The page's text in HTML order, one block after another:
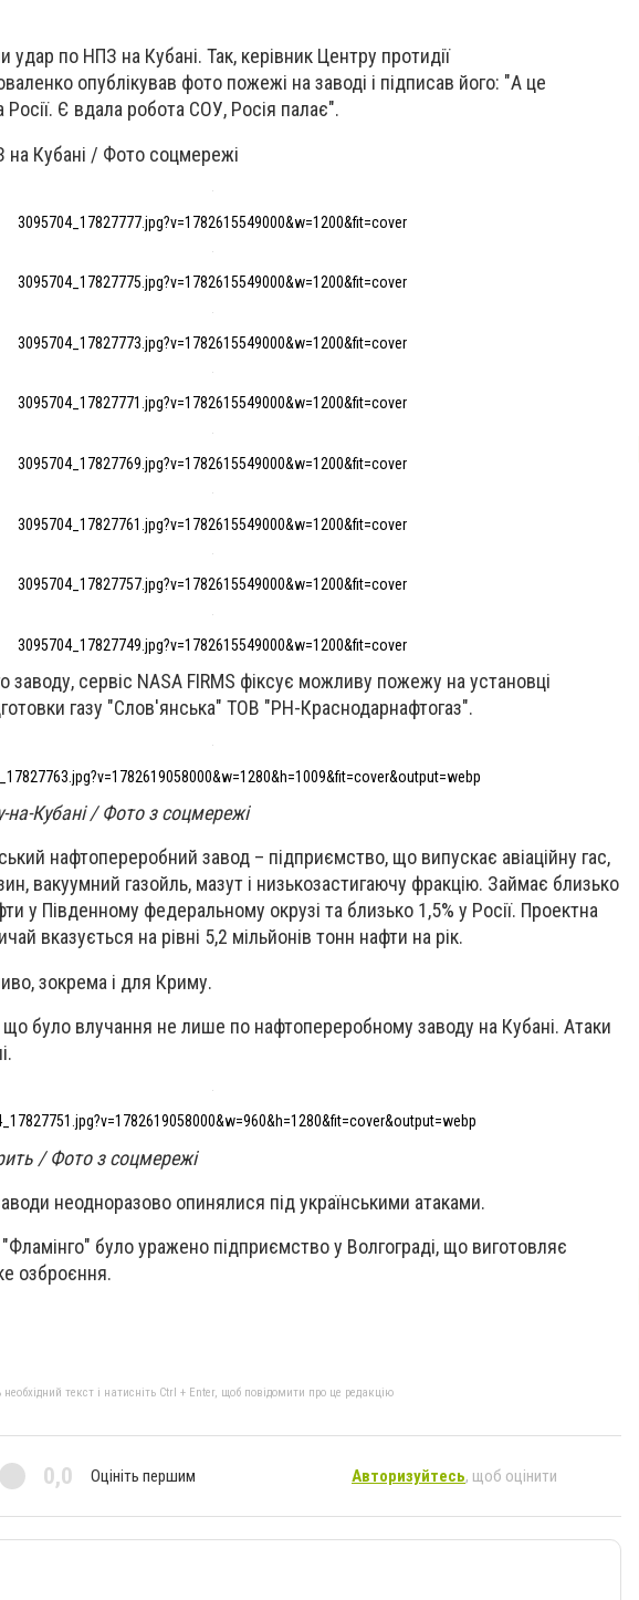
удар по НПЗ на Кубані. Так, керівник Центру протидії
опублікував фото пожежі на заводі і підписав його: "А це
Є вдала робота СОУ, Росія палає".
Кубані / Фото соцмережі
3095704_17827777.jpg?v=1782615549000&w=1200&fit=cover
3095704_17827775.jpg?v=1782615549000&w=1200&fit=cover
3095704_17827773.jpg?v=1782615549000&w=1200&fit=cover
3095704_17827771.jpg?v=1782615549000&w=1200&fit=cover
3095704_17827769.jpg?v=1782615549000&w=1200&fit=cover
3095704_17827761.jpg?v=1782615549000&w=1200&fit=cover
3095704_17827757.jpg?v=1782615549000&w=1200&fit=cover
3095704_17827749.jpg?v=1782615549000&w=1200&fit=cover
заводу, сервіс NASA FIRMS фіксує можливу пожежу на установці
газу "Слов'янська" ТОВ "РН-Краснодарнафтогаз".
Кубані / Фото з соцмережі
нафтопереробний завод – підприємство, що випускає авіаційну гас,
вакуумний газойль, мазут і низькозастигаючу фракцію. Займає близько
у Південному федеральному окрузі та близько 1,5% у Росії. Проектна
вказується на рівні 5,2 мільйонів тонн нафти на рік.
зокрема і для Криму.
що було влучання не лише по нафтопереробному заводу на Кубані. Атаки
/ Фото з соцмережі
неодноразово опинялися під українськими атаками.
було уражено підприємство у Волгограді, що виготовляє
озброєння.
текст і натисніть Ctrl + Enter, щоб повідомити про це редакцію
0,0 Оцініть першим Авторизуйтесь, щоб оцінити